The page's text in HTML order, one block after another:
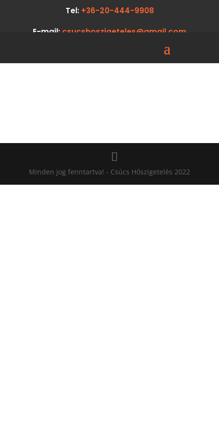
Tel: +36-20-444-9908
E-mail: csucshoszigeteles@gmail.com
Minden jog fenntartva! - Csúcs Hőszigetelés 2022